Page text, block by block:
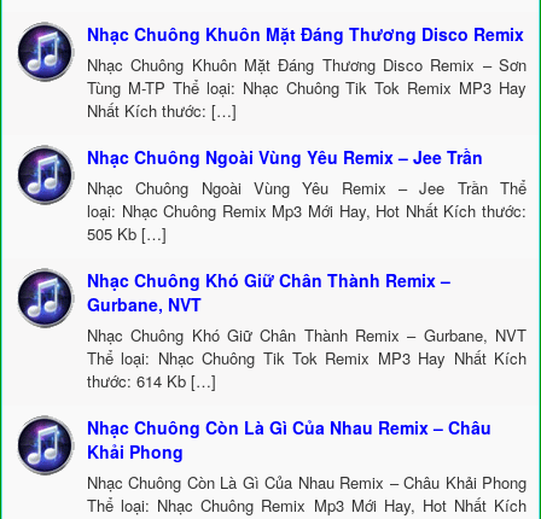
Nhạc Chuông Khuôn Mặt Đáng Thương Disco Remix
Nhạc Chuông Khuôn Mặt Đáng Thương Disco Remix – Sơn
Tùng M-TP Thể loại: Nhạc Chuông Tik Tok Remix MP3 Hay
Nhất Kích thước: […]
Nhạc Chuông Ngoài Vùng Yêu Remix – Jee Trần
Nhạc Chuông Ngoài Vùng Yêu Remix – Jee Trần Thể
loại: Nhạc Chuông Remix Mp3 Mới Hay, Hot Nhất Kích thước:
505 Kb […]
Nhạc Chuông Khó Giữ Chân Thành Remix –
Gurbane, NVT
Nhạc Chuông Khó Giữ Chân Thành Remix – Gurbane, NVT
Thể loại: Nhạc Chuông Tik Tok Remix MP3 Hay Nhất Kích
thước: 614 Kb […]
Nhạc Chuông Còn Là Gì Của Nhau Remix – Châu
Khải Phong
Nhạc Chuông Còn Là Gì Của Nhau Remix – Châu Khải Phong
Thể loại: Nhạc Chuông Remix Mp3 Mới Hay, Hot Nhất Kích